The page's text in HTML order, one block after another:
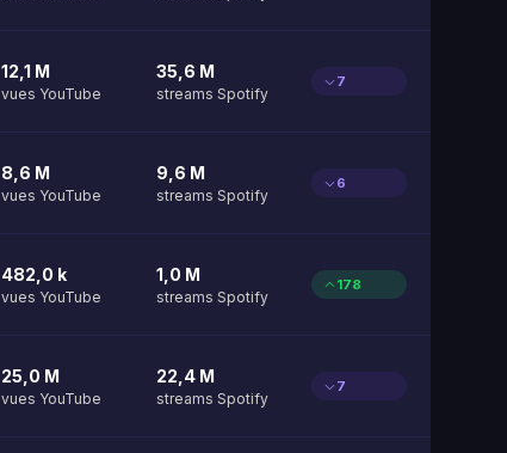
12,1 M
vues YouTube
35,6 M
streams Spotify
7
8,6 M
vues YouTube
9,6 M
streams Spotify
6
482,0 k
vues YouTube
1,0 M
streams Spotify
178
25,0 M
vues YouTube
22,4 M
streams Spotify
7